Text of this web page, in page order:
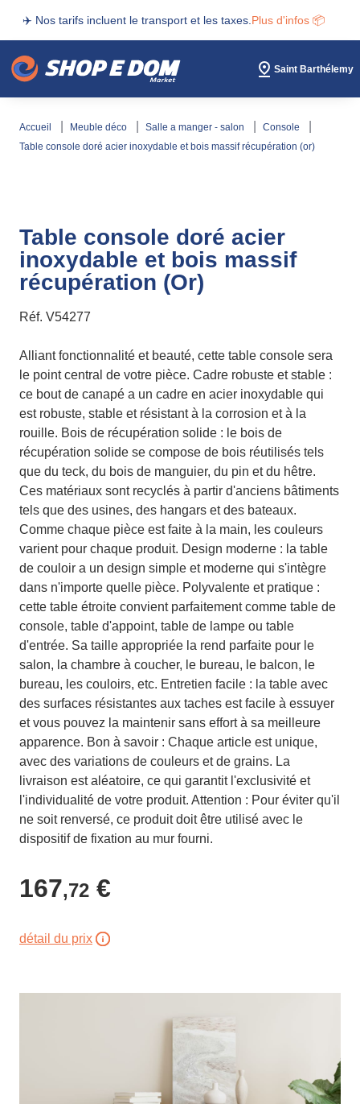
✈️ Nos tarifs incluent le transport et les taxes. Plus d'infos 📦
Saint Barthélemy
accueil meuble déco salle a manger - salon
console
table console doré acier inoxydable et bois massif récupération (or)
Table console doré acier
inoxydable et bois massif
récupération (Or)
Réf. V54277
Alliant fonctionnalité et beauté, cette table console sera
le point central de votre pièce. Cadre robuste et stable :
ce bout de canapé a un cadre en acier inoxydable qui
est robuste, stable et résistant à la corrosion et à la
rouille. Bois de récupération solide : le bois de
récupération solide se compose de bois réutilisés tels
que du teck, du bois de manguier, du pin et du hêtre.
Ces matériaux sont recyclés à partir d'anciens bâtiments
tels que des usines, des hangars et des bateaux.
Comme chaque pièce est faite à la main, les couleurs
varient pour chaque produit. Design moderne : la table
de couloir a un design simple et moderne qui s'intègre
dans n'importe quelle pièce. Polyvalente et pratique :
cette table étroite convient parfaitement comme table de
console, table d'appoint, table de lampe ou table
d'entrée. Sa taille appropriée la rend parfaite pour le
salon, la chambre à coucher, le bureau, le balcon, le
bureau, les couloirs, etc. Entretien facile : la table avec
des surfaces résistantes aux taches est facile à essuyer
et vous pouvez la maintenir sans effort à sa meilleure
apparence. Bon à savoir : Chaque article est unique,
avec des variations de couleurs et de grains. La
livraison est aléatoire, ce qui garantit l'exclusivité et
l'individualité de votre produit. Attention : Pour éviter qu'il
ne soit renversé, ce produit doit être utilisé avec le
dispositif de fixation au mur fourni.
167,72 €
détail du prix